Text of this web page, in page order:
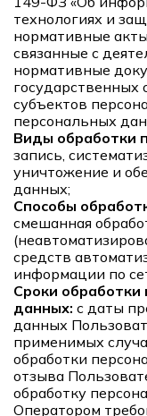
технологиях и
нормативные
связанные с
нормативные
государственных
субъектов
персональных
Виды обработки
запись,
уничтожение и
данных;
Способы
смешанная
средств
информации по
Сроки обработки
данных: с даты
данных
применимых
обработки
отзыва
обработку
Оператором